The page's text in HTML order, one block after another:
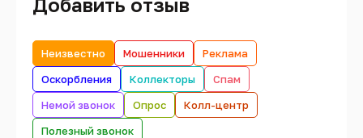
Неизвестно Мошенники
Реклама
Оскорбления
Коллекторы
Спам
Немой звонок
Опрос
Колл-центр
Полезный звонок